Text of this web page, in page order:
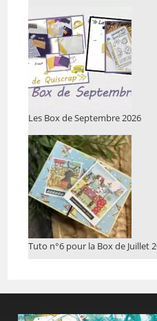
Les Box de Septembre 2026
Tuto n°6 pour la Box de Juillet